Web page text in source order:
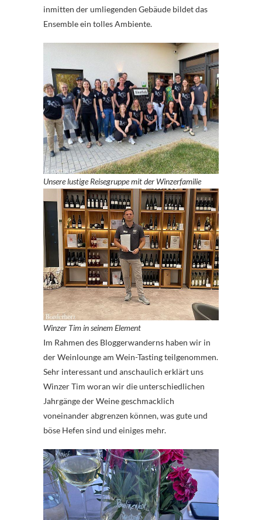
inmitten der umliegenden Gebäude bildet das
Ensemble ein tolles Ambiente.
Unsere lustige Reisegruppe mit der Winzerfamilie
Winzer Tim in seinem Element
Im Rahmen des Bloggerwanderns haben wir in
der Weinlounge am Wein-Tasting teilgenommen.
Sehr interessant und anschaulich erklärt uns
Winzer Tim woran wir die unterschiedlichen
Jahrgänge der Weine geschmacklich
voneinander abgrenzen können, was gute und
böse Hefen sind und einiges mehr.